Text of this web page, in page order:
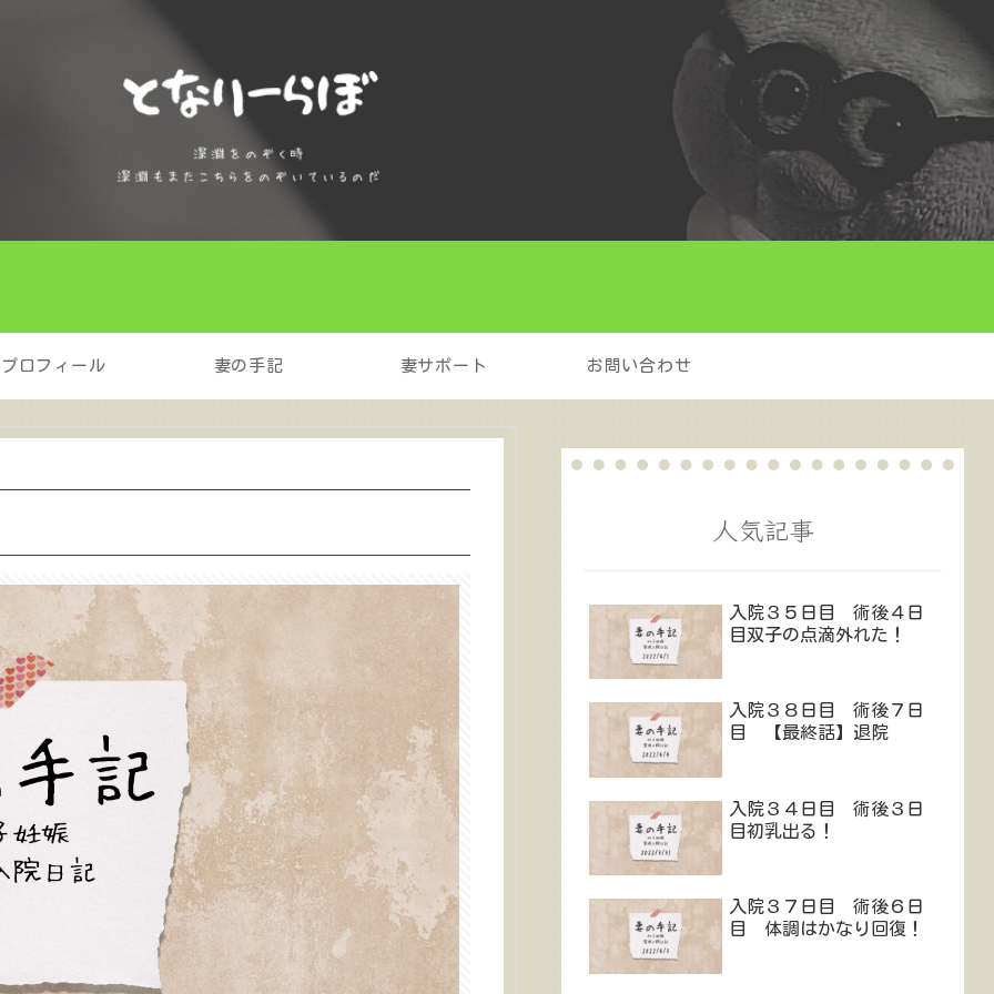
プロフィール 妻の手記 妻サポート お問い合わせ
人気記事
入院３５日目 術後４日
目双子の点滴外れた！
入院３８日目 術後７日
目 【最終話】退院
入院３４日目 術後３日
目初乳出る！
入院３７日目 術後６日
目 体調はかなり回復！